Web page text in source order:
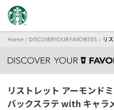
Home DISCOVER YOUR FAVORITES リ
リストレット アーモンド
バックスラテ with キャラ